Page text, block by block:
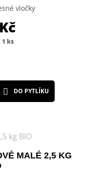
vločky
Kč
1 ks
DO PYTLÍKU
MALÉ 2,5 KG